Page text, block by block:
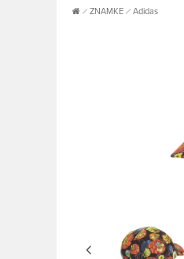
ZNAMKE Adidas